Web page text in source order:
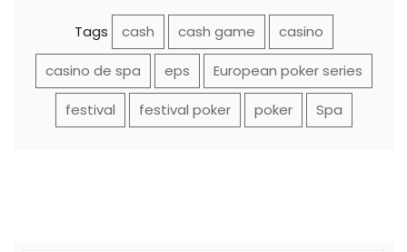
Tags cash cash game casino
casino de spa eps European poker series
festival festival poker poker Spa